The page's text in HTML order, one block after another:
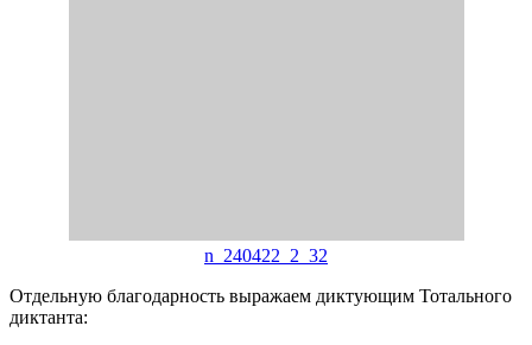
n_240422_2_32
Отдельную благодарность выражаем диктующим Тотального
диктанта: